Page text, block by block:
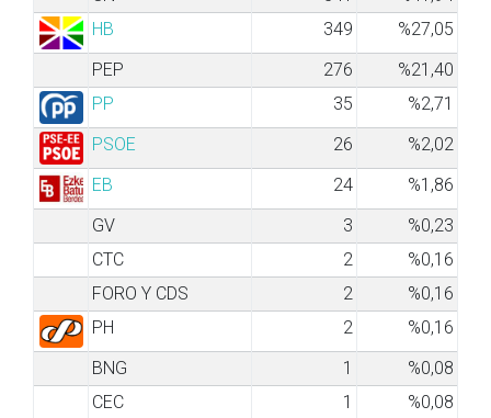
HB
349
%27,05
PEP
276
%21,40
PP
35
%2,71
PSOE
26
%2,02
EB
24
%1,86
GV
3
%0,23
CTC
2
%0,16
FORO Y CDS
2
%0,16
PH
2
%0,16
BNG
1
%0,08
CEC
1
%0,08